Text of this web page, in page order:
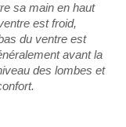
sa main en haut
est froid,
du ventre est
avant la
des lombes et